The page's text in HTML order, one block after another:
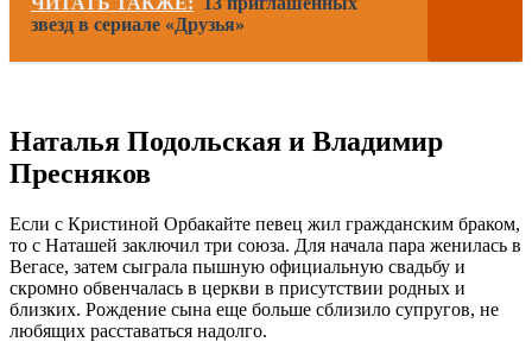
звезд в сериале «Друзья»
Наталья Подольская и Владимир
Пресняков
Если с Кристиной Орбакайте певец жил гражданским браком,
то с Наташей заключил три союза. Для начала пара женилась в
Вегасе, затем сыграла пышную официальную свадьбу и
скромно обвенчалась в церкви в присутствии родных и
близких. Рождение сына еще больше сблизило супругов, не
любящих расставаться надолго.